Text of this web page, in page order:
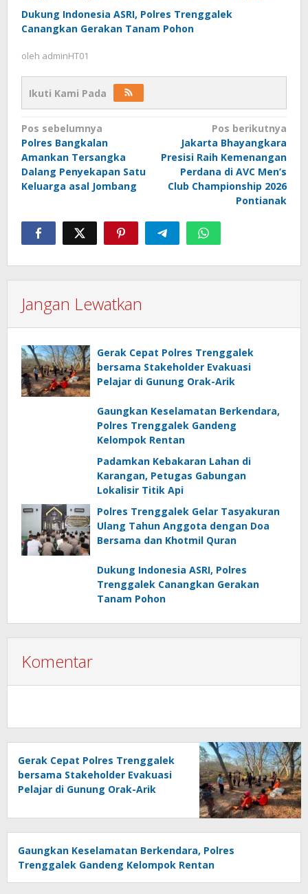
Dukung Indonesia ASRI, Polres Trenggalek
Canangkan Gerakan Tanam Pohon
oleh adminHT01
Ikuti Kami Pada
Navigasi
pos
Pos sebelumnya
Polres Bangkalan
Amankan Tersangka
Dalang Penyekapan Satu
Keluarga asal Jombang
Pos berikutnya
Jakarta Bhayangkara
Presisi Raih Kemenangan
Perdana di AVC Men’s
Club Championship 2026
Pontianak
Jangan Lewatkan
Gerak Cepat Polres Trenggalek
bersama Stakeholder Evakuasi
Pelajar di Gunung Orak-Arik
Gaungkan Keselamatan Berkendara,
Polres Trenggalek Gandeng
Kelompok Rentan
Padamkan Kebakaran Lahan di
Karangan, Petugas Gabungan
Lokalisir Titik Api
Polres Trenggalek Gelar Tasyakuran
Ulang Tahun Anggota dengan Doa
Bersama dan Khotmil Quran
Dukung Indonesia ASRI, Polres
Trenggalek Canangkan Gerakan
Tanam Pohon
Komentar
Gerak Cepat Polres Trenggalek
bersama Stakeholder Evakuasi
Pelajar di Gunung Orak-Arik
Gaungkan Keselamatan Berkendara, Polres
Trenggalek Gandeng Kelompok Rentan